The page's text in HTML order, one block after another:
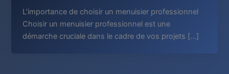
L’importance de choisir un menuisier professionnel
Choisir un menuisier professionnel est une
démarche cruciale dans le cadre de vos projets […]